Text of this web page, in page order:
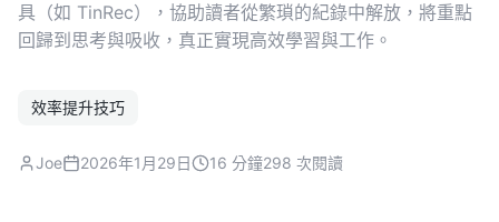
具（如 TinRec），協助讀者從繁瑣的紀錄中解放，將重點
回歸到思考與吸收，真正實現高效學習與工作。
效率提升技巧
Joe 2026年1月29日 16 分鐘298 次閱讀